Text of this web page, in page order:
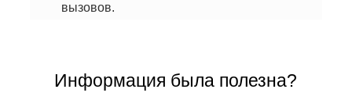
вызовов.
Информация была полезна?